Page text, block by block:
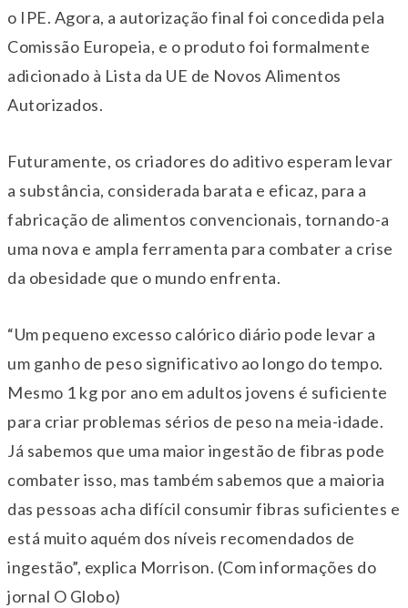
o IPE. Agora, a autorização final foi concedida pela
Comissão Europeia, e o produto foi formalmente
adicionado à Lista da UE de Novos Alimentos
Autorizados.
Futuramente, os criadores do aditivo esperam levar
a substância, considerada barata e eficaz, para a
fabricação de alimentos convencionais, tornando-a
uma nova e ampla ferramenta para combater a crise
da obesidade que o mundo enfrenta.
“Um pequeno excesso calórico diário pode levar a
um ganho de peso significativo ao longo do tempo.
Mesmo 1 kg por ano em adultos jovens é suficiente
para criar problemas sérios de peso na meia-idade.
Já sabemos que uma maior ingestão de fibras pode
combater isso, mas também sabemos que a maioria
das pessoas acha difícil consumir fibras suficientes e
está muito aquém dos níveis recomendados de
ingestão”, explica Morrison. (Com informações do
jornal O Globo)